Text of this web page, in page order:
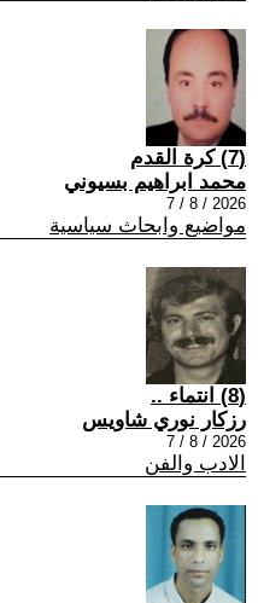
(7) كرة القدم
محمد ابراهيم بسيوني
2026 / 8 / 7
مواضيع وابحاث سياسية
(8) انتماء ..
رزكار نوري شاويس
2026 / 8 / 7
الادب والفن